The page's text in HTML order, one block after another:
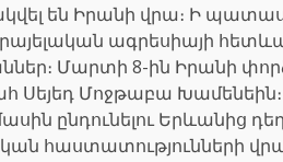
են Իրանի վրա։ Ի
ագրեսիայի
Մարտի 8-ին Իրանի
Սեյեդ Մոջթաբա
ընդունելու Երևանից
հաստատությունների